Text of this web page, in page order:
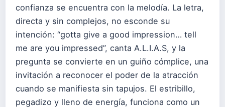
confianza se encuentra con la melodía. La letra,
directa y sin complejos, no esconde su
intención: “gotta give a good impression… tell
me are you impressed”, canta A.L.I.A.S, y la
pregunta se convierte en un guiño cómplice, una
invitación a reconocer el poder de la atracción
cuando se manifiesta sin tapujos. El estribillo,
pegadizo y lleno de energía, funciona como un